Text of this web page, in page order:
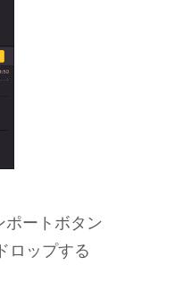
ートボタン
ロップする